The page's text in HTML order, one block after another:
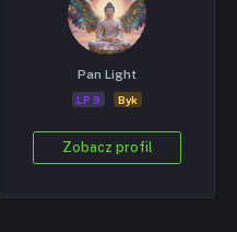
Pan Light
LP 9 Byk
Zobacz profil